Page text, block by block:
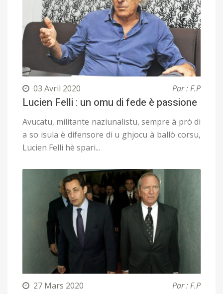
03 Avril 2020 Par : F.P
Lucien Felli : un omu di fede è passione
Avucatu, militante naziunalistu, sempre à prò di
a so isula è difensore di u ghjocu à ballò corsu,
Lucien Felli hè spari...
27 Mars 2020 Par : F.P